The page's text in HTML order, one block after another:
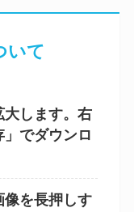
いて
大します。右
でダウンロ
像を長押しす